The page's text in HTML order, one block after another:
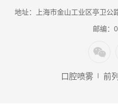
地址：上海市金山工业区亭卫公
邮编：
口腔喷雾 前